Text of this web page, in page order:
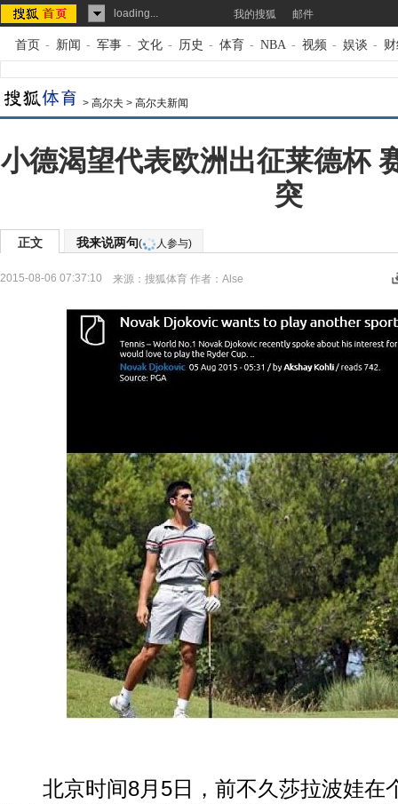
loading... 我的搜狐 邮件
首页 - 新闻 - 军事 - 文化 - 历史 - 体育 - NBA - 视频 - 娱谈 -
> 高尔夫 > 高尔夫新闻
小德渴望代表欧洲出征莱德杯
突
正文 我来说两句( 人参与)
2015-08-06 07:37:10 来源： 搜狐体育 作者：Alse
北京时间8月5日，前不久莎拉波娃在